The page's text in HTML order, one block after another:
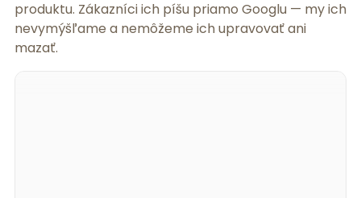
produktu. Zákazníci ich píšu priamo Googlu — my ich
nevymýšľame a nemôžeme ich upravovať ani
mazať.